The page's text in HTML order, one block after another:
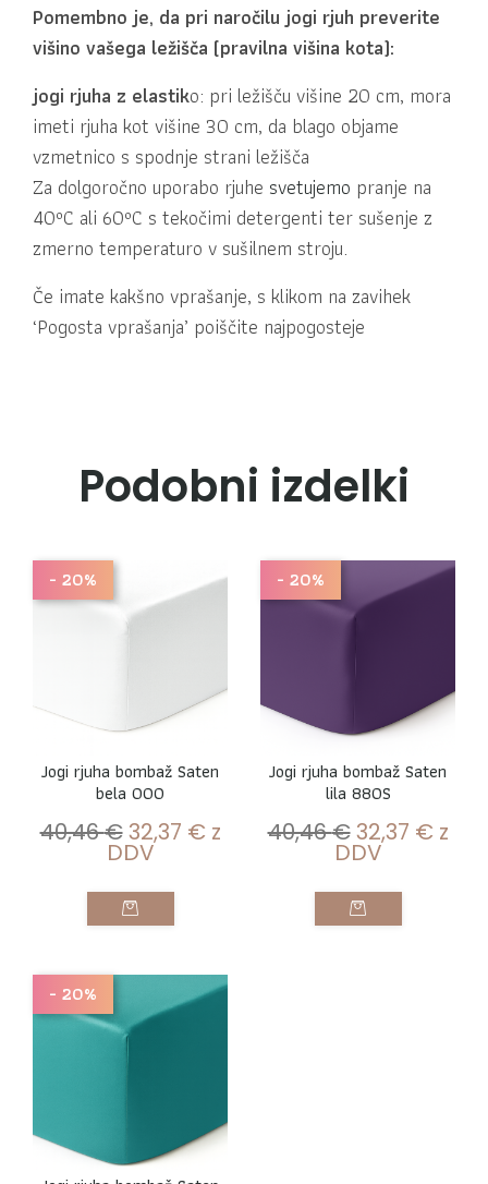
Pomembno je, da pri naročilu jogi rjuh preverite
višino vašega ležišča (pravilna višina kota):
jogi rjuha z elastiko: pri ležišču višine 20 cm, mora
imeti rjuha kot višine 30 cm, da blago objame
vzmetnico s spodnje strani ležišča
Za dolgoročno uporabo rjuhe svetujemo pranje na
40ºC ali 60ºC s tekočimi detergenti ter sušenje z
zmerno temperaturo v sušilnem stroju.
Če imate kakšno vprašanje, s klikom na zavihek
‘Pogosta vprašanja’ poiščite najpogosteje
Podobni izdelki
- 20%
Jogi rjuha bombaž Saten
bela 000
40,46€32,37 € z
DDV
- 20%
Jogi rjuha bombaž Saten
lila 880S
40,46€32,37 € z
DDV
- 20%